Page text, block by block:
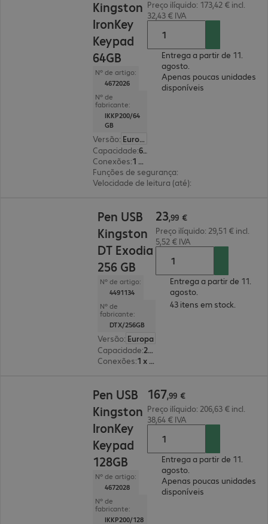
Kingston
IronKey
Keypad
64GB
Nº de artigo:
4672026
Nº de
fabricante:
IKKP200/64
GB
Versão:
Europa
Capacidade: 64 GB
Conexões:
1 x USB 3.2 tipo A
Funções de segurança:
Velocidade de leitura (até):
Preço ilíquido: 173,42 € incl.
32,43 € IVA
Entrega a partir de 11.
agosto.
Apenas poucas unidades
disponíveis
Pen USB
Kingston
DT Exodia
256 GB
Nº de artigo:
4491134
Nº de
fabricante:
DTX/256GB
Versão: Europa
Capacidade: 256 GB
Conexões: 1 x USB 3.2 tipo A
23,99 €
Preço ilíquido: 29,51 € incl.
5,52 € IVA
Entrega a partir de 11.
agosto.
43 itens em stock.
Pen USB
Kingston
IronKey
Keypad
128GB
Nº de artigo:
4672028
Nº de
fabricante:
IKKP200/128
167,99 €
Preço ilíquido: 206,63 € incl.
38,64 € IVA
Entrega a partir de 11.
agosto.
Apenas poucas unidades
disponíveis